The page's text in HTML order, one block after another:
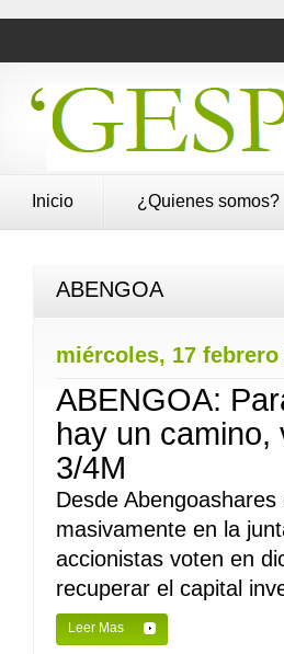
Inicio ¿Quienes somos?
ABENGOA
miércoles, 17 febrero
ABENGOA:
hay un camino,
3/4M
Desde
masivamente en la
accionistas voten en
recuperar el capital
Leer Mas